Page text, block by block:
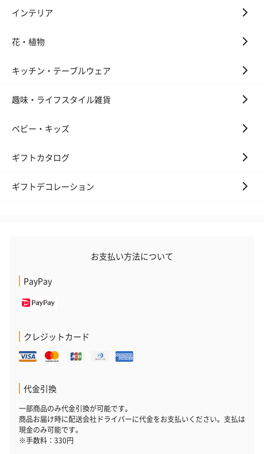
インテリア
花・植物
キッチン・テーブルウェア
趣味・ライフスタイル雑貨
ベビー・キッズ
ギフトカタログ
ギフトデコレーション
お支払い方法について
PayPay
クレジットカード
代金引換
一部商品のみ代金引換が可能です。
商品お届け時に配送会社ドライバーに代金をお支払いください。支払は
現金のみ可能です。
※手数料：330円